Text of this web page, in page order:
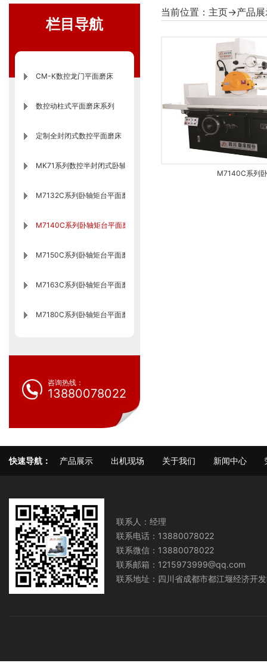
栏目导航
CM-K数控龙门平面磨床
数控动柱式平面磨床系列
定制全封闭式数控平面磨床
MK71系列数控半封闭式卧轴矩台平面磨床
M7132C系列卧轴矩台平面磨床
M7140C系列卧轴矩台平面磨床
M7150C系列卧轴矩台平面磨床
M7163C系列卧轴矩台平面磨床
M7180C系列卧轴矩台平面磨床
咨询热线：
13880078022
当前位置： 主页→产品
M7140C系列
快速导航： 产品展示 出机现场 关于我们 新闻中心
联系人：经理
联系电话：13880078022
联系微信：13880078022
联系邮箱：1215973999@qq.com
联系地址：四川省成都市都江堰经济开